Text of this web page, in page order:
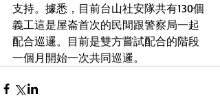
支持。據悉，目前台山社安隊共有130個
義工這是屋崙首次的民間跟警察局一起
配合巡邏。目前是雙方嘗試配合的階段
一個月開始一次共同巡邏。